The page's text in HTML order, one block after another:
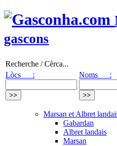
gascons
Recherche / Cèrca...
Lòcs :
Noms :
Marsan et Albret
Gabardan
Albret landais
Marsan